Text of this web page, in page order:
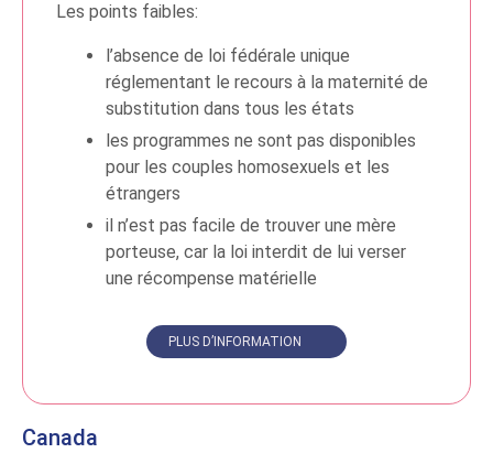
Les points faibles:
l’absence de loi fédérale unique
réglementant le recours à la maternité de
substitution dans tous les états
les programmes ne sont pas disponibles
pour les couples homosexuels et les
étrangers
il n’est pas facile de trouver une mère
porteuse, car la loi interdit de lui verser
une récompense matérielle
PLUS D’INFORMATION
Canada